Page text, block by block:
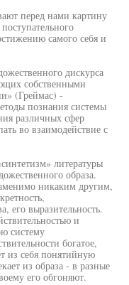
перед нами картину
самого себя и
дискурса
собственными
(Греймас) -
познания системы
различных сфер
во взаимодействие с
литературы
образа.
никаким другим,
его выразительность.
и
систему
богатое,
из себя понятийную
из образа - в разные
его обгоняют.